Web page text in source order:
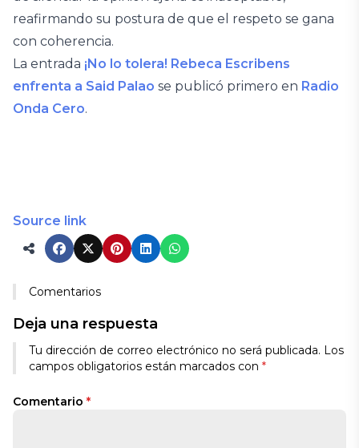
reafirmando su postura de que el respeto se gana
con coherencia.
La entrada ¡No lo tolera! Rebeca Escribens
enfrenta a Said Palao se publicó primero en Radio
Onda Cero.
Source link
Comentarios
Deja una respuesta
Tu dirección de correo electrónico no será publicada. Los
campos obligatorios están marcados con *
Comentario *